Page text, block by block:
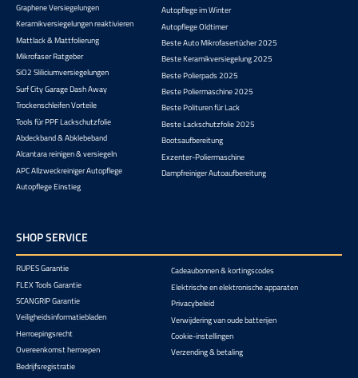
Graphene Versiegelungen
Keramikversiegelungen reaktivieren
Mattlack & Mattfolierung
Mikrofaser Ratgeber
SiO2 Sliliciumversiegelungen
Surf City Garage Dash Away
Trockenschleifen Vorteile
Tools für PPF Lackschutzfolie
Abdeckband & Abklebeband
Alcantara reinigen & versiegeln
APC Allzweckreiniger Autopflege
Autopflege Einstieg
Autopflege im Winter
Autopflege Oldtimer
Beste Auto Mikrofasertücher 2025
Beste Keramikversiegelung 2025
Beste Polierpads 2025
Beste Poliermaschine 2025
Beste Polituren für Lack
Beste Lackschutzfolie 2025
Bootsaufbereitung
Exzenter-Poliermaschine
Dampfreiniger Autoaufbereitung
SHOP SERVICE
RUPES Garantie
FLEX Tools Garantie
SCANGRIP Garantie
Veiligheidsinformatiebladen
Herroepingsrecht
Overeenkomst herroepen
Bedrijfsregistratie
Cadeaubonnen & kortingscodes
Elektrische en elektronische apparaten
Privacybeleid
Verwijdering van oude batterijen
Cookie-instellingen
Verzending & betaling